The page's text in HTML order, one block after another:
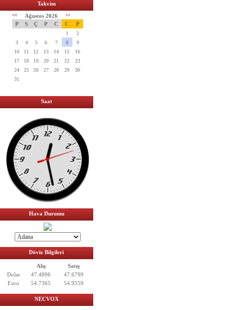
Takvim
<< Ağustos 2026 >>
P S Ç P C C P
1
2
3
4 5 6 7 8
9
10
11 12 13 14 15
16
17
18 19 20 21 22
23
24
25 26 27 28 29
30
31
Saat
Hava Durumu
Döviz Bilgileri
Alış
Satış
Dolar
47.4896
47.6799
Euro
54.7365 54.9559
NECVOX